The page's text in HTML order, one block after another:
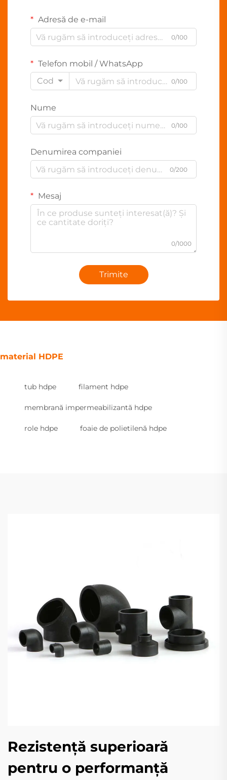
Adresă de e-mail
0/100
Telefon mobil / WhatsApp
Cod
0/100
Nume
0/100
Denumirea companiei
0/200
Mesaj
0/1000
Trimite
material HDPE
tub hdpe filament hdpe
membrană impermeabilizantă hdpe
role hdpe foaie de polietilenă hdpe
Rezistență superioară
pentru o performanță